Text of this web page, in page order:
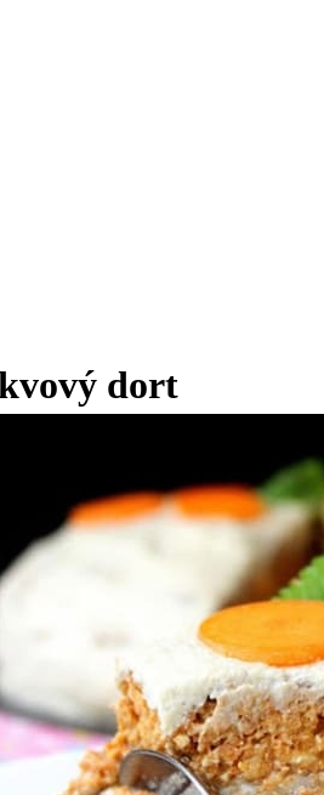
dort